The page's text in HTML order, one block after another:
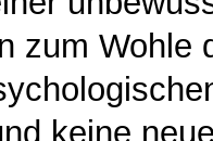
zum Wohle
keine